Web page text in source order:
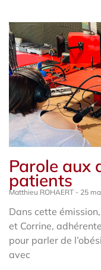
Parole aux
patients
Matthieu ROHAERT 25
Dans cette
et Corrine,
pour parler de
avec